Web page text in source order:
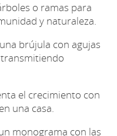
o ramas para
y naturaleza.
brújula con agujas
el crecimiento con
una casa.
monograma con las